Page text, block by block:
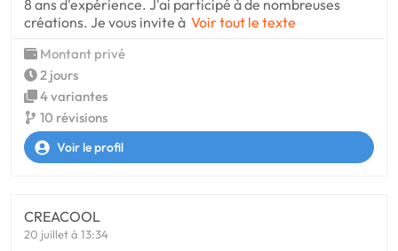
8 ans d'expérience. J'ai participé à de nombreuses
créations. Je vous invite à Voir tout le texte
Montant privé
2 jours
4 variantes
10 révisions
Voir le profil
CREACOOL
20 juillet à 13:34